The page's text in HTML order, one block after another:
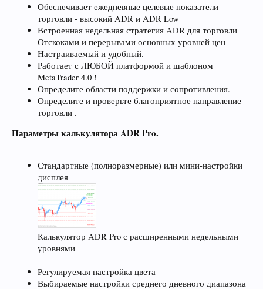
Обеспечивает ежедневные целевые показатели
торговли - высокий ADR и ADR Low
Встроенная недельная стратегия ADR для торговли
Отскоками и перерывами основных уровней цен
Настраиваемый и удобный.
Работает с ЛЮБОЙ платформой и шаблоном
MetaTrader 4.0 !
Определите области поддержки и сопротивления.
Определите и проверьте благоприятное направление
торговли .
Параметры калькулятора ADR Pro.
Стандартные (полноразмерные) или мини-настройки
дисплея
Калькулятор ADR Pro с расширенными недельными
уровнями
Регулируемая настройка цвета
Выбираемые настройки среднего дневного диапазона